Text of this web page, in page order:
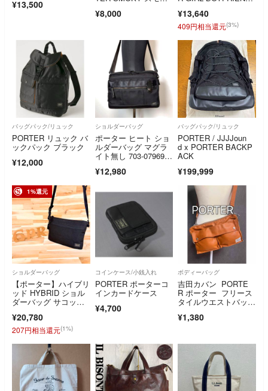
¥13,500
(M) トート
¥8,000 ンバス L
¥13,640
409円相当還元(3%)
バッグパック/リュック
PORTER リュック バ
ックパック ブラック
¥12,000
ショルダーバッグ
ポーター ヒート ショ
ルダーバッグ マグラ
イト無し 703-07969 P
LDER BAG
¥12,980
バッグパック/リュック
PORTER / JJJJoun
d x PORTER BACKP
ACK
¥199,999
1%還元
ショルダーバッグ
【ポーター】ハイブリ
ッド HYBRID ショル
ダーバッグ サコッシ
¥20,780
207円相当還元(1%)
コインケース/小銭入れ
PORTER ポーターコ
インカードケース
¥4,700
ボディーバッグ
吉田カバン PORTE
R ポーター フリース
タイルウエストバッ
¥1,380